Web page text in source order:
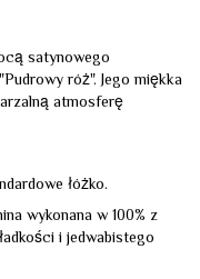
satynowego
róż". Jego miękka
atmosferę
łóżko.
wykonana w 100% z
i jedwabistego